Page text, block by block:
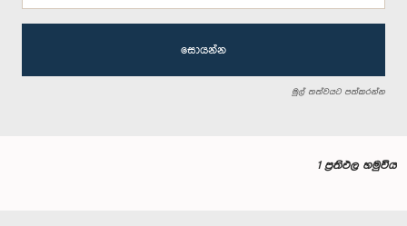
සොයන්න
මුල් තත්වයට පත්කරන්න
1 ප්‍රතිඵල හමුවිය